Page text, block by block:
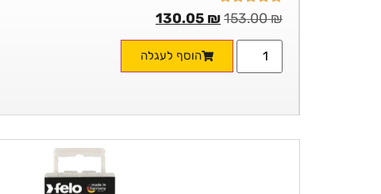
153.00₪
130.05 ₪
הוסף לעגלה